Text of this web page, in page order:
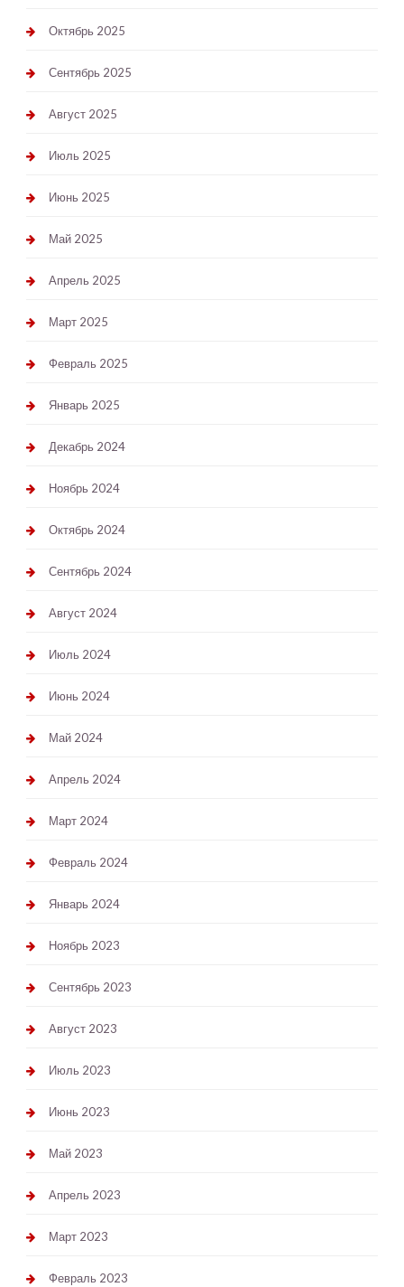
Октябрь 2025
Сентябрь 2025
Август 2025
Июль 2025
Июнь 2025
Май 2025
Апрель 2025
Март 2025
Февраль 2025
Январь 2025
Декабрь 2024
Ноябрь 2024
Октябрь 2024
Сентябрь 2024
Август 2024
Июль 2024
Июнь 2024
Май 2024
Апрель 2024
Март 2024
Февраль 2024
Январь 2024
Ноябрь 2023
Сентябрь 2023
Август 2023
Июль 2023
Июнь 2023
Май 2023
Апрель 2023
Март 2023
Февраль 2023